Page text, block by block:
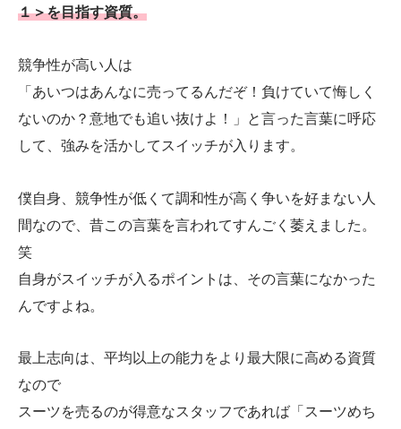
１＞を目指す資質。
競争性が高い人は
「あいつはあんなに売ってるんだぞ！負けていて悔しく
ないのか？意地でも追い抜けよ！」と言った言葉に呼応
して、強みを活かしてスイッチが入ります。
僕自身、競争性が低くて調和性が高く争いを好まない人
間なので、昔この言葉を言われてすんごく萎えました。
笑
自身がスイッチが入るポイントは、その言葉になかった
んですよね。
最上志向は、平均以上の能力をより最大限に高める資質
なので
スーツを売るのが得意なスタッフであれば「スーツめち